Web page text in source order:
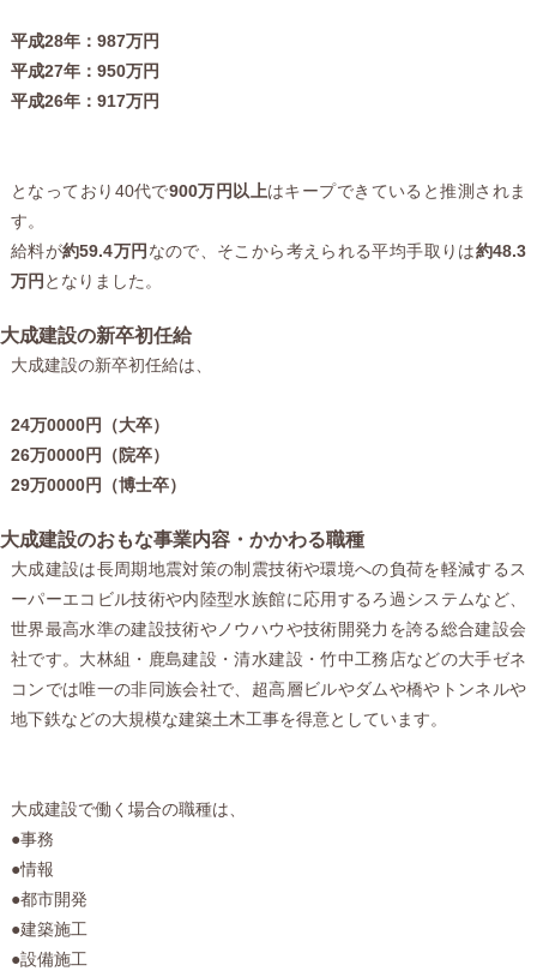
平成28年：987万円
平成27年：950万円
平成26年：917万円
となっており40代で900万円以上はキープできていると推測されま
す。
給料が約59.4万円 なので、そこから考えられる平均手取りは約48.3
万円 となりました。
大成建設の新卒初任給
大成建設の新卒初任給は、
24万0000円（大卒）
26万0000円（院卒）
29万0000円（博士卒）
大成建設のおもな事業内容・かかわる職種
大成建設は長周期地震対策の制震技術や環境への負荷を軽減するス
ーパーエコビル技術や内陸型水族館に応用するろ過システムなど、
世界最高水準の建設技術やノウハウや技術開発力を誇る総合建設会
社です。大林組・鹿島建設・清水建設・竹中工務店などの大手ゼネ
コンでは唯一の非同族会社で、超高層ビルやダムや橋やトンネルや
地下鉄などの大規模な建築土木工事を得意としています。
大成建設で働く場合の職種は、
●事務
●情報
●都市開発
●建築施工
●設備施工